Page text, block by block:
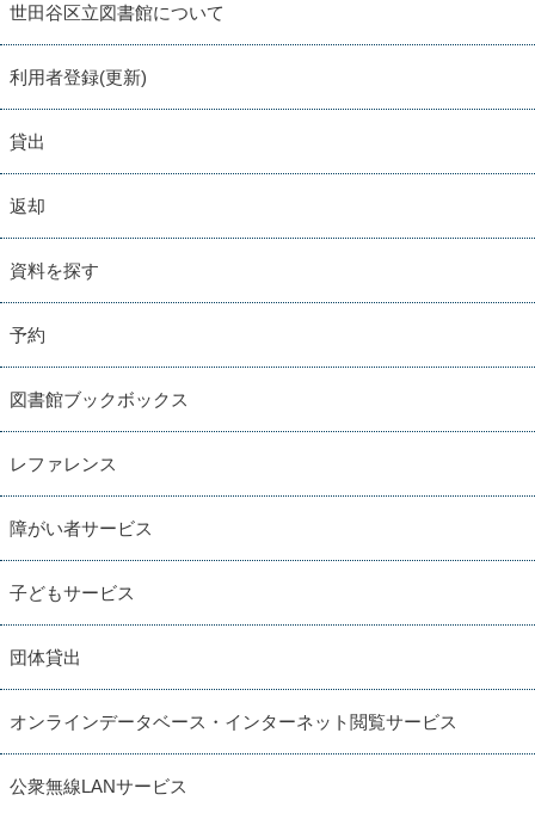
世田谷区立図書館について
利用者登録(更新)
貸出
返却
資料を探す
予約
図書館ブックボックス
レファレンス
障がい者サービス
子どもサービス
団体貸出
オンラインデータベース・インターネット閲覧サービス
公衆無線LANサービス